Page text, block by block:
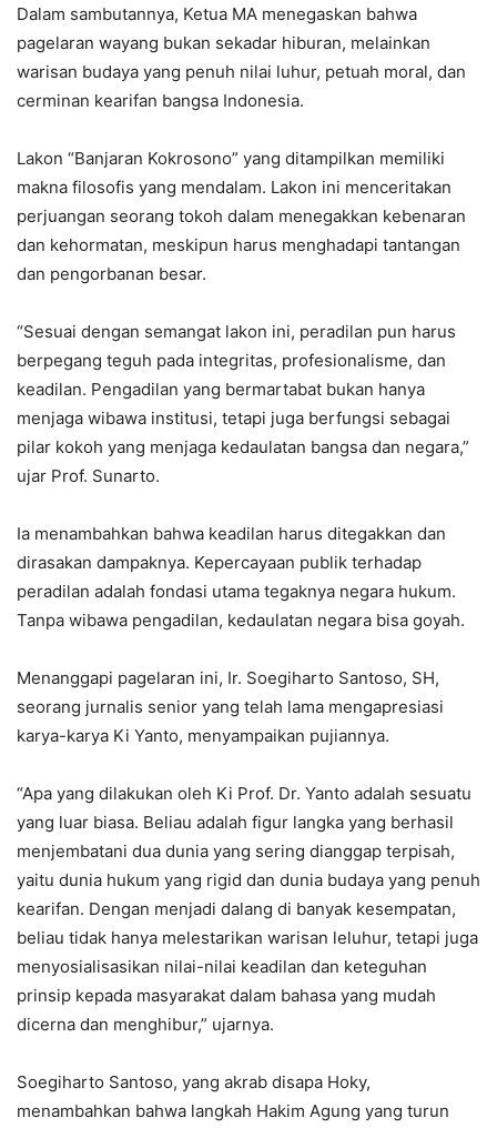
Dalam sambutannya, Ketua MA menegaskan bahwa
pagelaran wayang bukan sekadar hiburan, melainkan
warisan budaya yang penuh nilai luhur, petuah moral, dan
cerminan kearifan bangsa Indonesia.
Lakon “Banjaran Kokrosono” yang ditampilkan memiliki
makna filosofis yang mendalam. Lakon ini menceritakan
perjuangan seorang tokoh dalam menegakkan kebenaran
dan kehormatan, meskipun harus menghadapi tantangan
dan pengorbanan besar.
“Sesuai dengan semangat lakon ini, peradilan pun harus
berpegang teguh pada integritas, profesionalisme, dan
keadilan. Pengadilan yang bermartabat bukan hanya
menjaga wibawa institusi, tetapi juga berfungsi sebagai
pilar kokoh yang menjaga kedaulatan bangsa dan negara,”
ujar Prof. Sunarto.
Ia menambahkan bahwa keadilan harus ditegakkan dan
dirasakan dampaknya. Kepercayaan publik terhadap
peradilan adalah fondasi utama tegaknya negara hukum.
Tanpa wibawa pengadilan, kedaulatan negara bisa goyah.
Menanggapi pagelaran ini, Ir. Soegiharto Santoso, SH,
seorang jurnalis senior yang telah lama mengapresiasi
karya-karya Ki Yanto, menyampaikan pujiannya.
“Apa yang dilakukan oleh Ki Prof. Dr. Yanto adalah sesuatu
yang luar biasa. Beliau adalah figur langka yang berhasil
menjembatani dua dunia yang sering dianggap terpisah,
yaitu dunia hukum yang rigid dan dunia budaya yang penuh
kearifan. Dengan menjadi dalang di banyak kesempatan,
beliau tidak hanya melestarikan warisan leluhur, tetapi juga
menyosialisasikan nilai-nilai keadilan dan keteguhan
prinsip kepada masyarakat dalam bahasa yang mudah
dicerna dan menghibur,” ujarnya.
Soegiharto Santoso, yang akrab disapa Hoky,
menambahkan bahwa langkah Hakim Agung yang turun